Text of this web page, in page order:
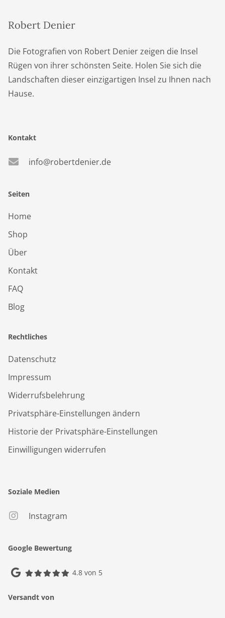
Robert Denier
Die Fotografien von Robert Denier zeigen die Insel
Rügen von ihrer schönsten Seite. Holen Sie sich die
Landschaften dieser einzigartigen Insel zu Ihnen nach
Hause.
Kontakt
info@robertdenier.de
Seiten
Home
Shop
Über
Kontakt
FAQ
Blog
Rechtliches
Datenschutz
Impressum
Widerrufsbelehrung
Privatsphäre-Einstellungen ändern
Historie der Privatsphäre-Einstellungen
Einwilligungen widerrufen
Soziale Medien
Instagram
Google Bewertung
4.8 von 5
Versandt von